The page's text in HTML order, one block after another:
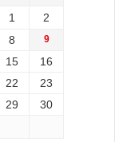
1
2
8 9
15
16
22
23
29
30